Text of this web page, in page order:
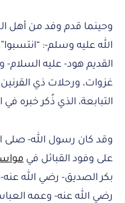
وحينما قدم وفد من أهل
الله عليه وسلم-:
القديم هود- عليه السلام-
غزوات، ورحلات ذي القرنين
التبابعة، الذي ذُكر خبره في
وقد كان رسول الله- صلى
على وفود القبائل في
بكر الصديق- رضي الله
رضي الله عنه- وعمه